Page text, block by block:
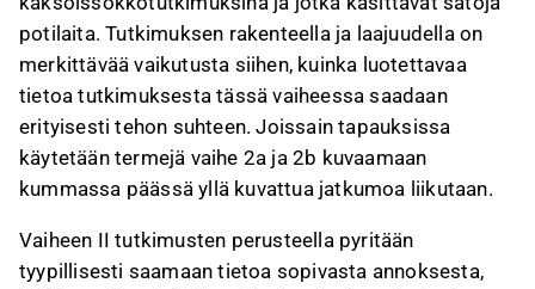
potilaita. Tutkimuksen rakenteella ja laajuudella on
merkittävää vaikutusta siihen, kuinka luotettavaa
tietoa tutkimuksesta tässä vaiheessa saadaan
erityisesti tehon suhteen. Joissain tapauksissa
käytetään termejä vaihe 2a ja 2b kuvaamaan
kummassa päässä yllä kuvattua jatkumoa liikutaan.
Vaiheen II tutkimusten perusteella pyritään
tyypillisesti saamaan tietoa sopivasta annoksesta,